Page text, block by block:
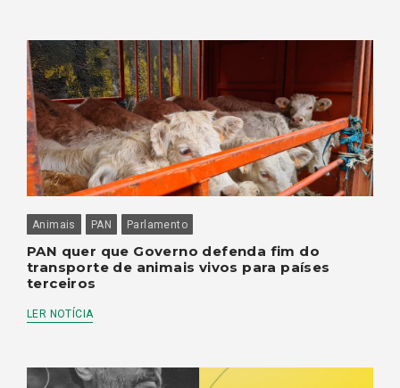
Animais PAN Parlamento
PAN quer que Governo defenda fim do
transporte de animais vivos para países
terceiros
LER NOTÍCIA